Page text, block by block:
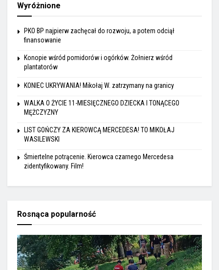
Wyróżnione
PKO BP najpierw zachęcał do rozwoju, a potem odciął
finansowanie
Konopie wśród pomidorów i ogórków. Żołnierz wśród
plantatorów
KONIEC UKRYWANIA! Mikołaj W. zatrzymany na granicy
WALKA O ŻYCIE 11-MIESIĘCZNEGO DZIECKA I TONĄCEGO
MĘŻCZYZNY
LIST GOŃCZY ZA KIEROWCĄ MERCEDESA! TO MIKOŁAJ
WASILEWSKI
Śmiertelne potrącenie. Kierowca czarnego Mercedesa
zidentyfikowany. Film!
Rosnąca popularność